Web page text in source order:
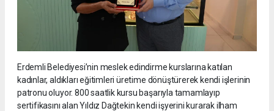
Erdemli Belediyesi’nin meslek edindirme kurslarına katılan
kadınlar, aldıkları eğitimleri üretime dönüştürerek kendi işlerinin
patronu oluyor. 800 saatlik kursu başarıyla tamamlayıp
sertifikasını alan Yıldız Dağtekin kendi işyerini kurarak ilham